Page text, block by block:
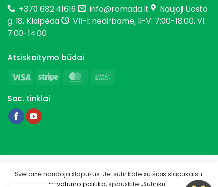
+370 682 41616
info@romada.lt
Naujoji Uosto
g. 18, Klaipėda
VII-I: nedirbame, II-V: 7:00-18:00, VI:
7:00-14:00
Atsiskaitymo būdai
Visa
Stripe MasterCard
Soc. tinklai
Privatumo politika
Svetainė naudoja slapukus. Jei sutinkate su šiais slapukais ir
privatumo politika, spauskite „Sutinku“.